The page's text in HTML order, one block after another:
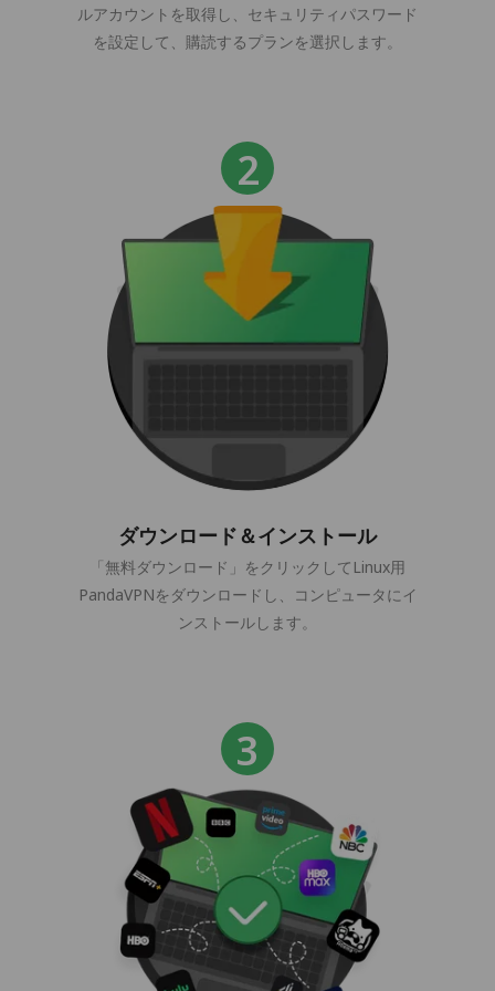
ルアカウントを取得し、セキュリティパスワード
を設定して、購読するプランを選択します。
ダウンロード＆インストール
「無料ダウンロード」をクリックしてLinux用
PandaVPNをダウンロードし、コンピュータにイ
ンストールします。